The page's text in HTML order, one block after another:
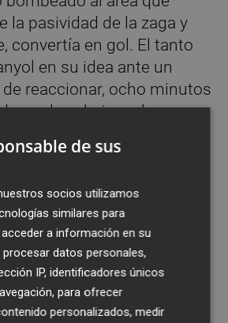
la pasividad de la zaga y
convertía en gol. El tanto
en su idea ante un
de reaccionar, ocho minutos
goles abajo en los
del
un balón largo y
quien entrando desde
la oposición de Diego
a San Román.
en la segunda
de sus
socios utilizamos
similares para
a información en su
datos personales,
IP, identificadores únicos
para ofrecer
personalizados, medir